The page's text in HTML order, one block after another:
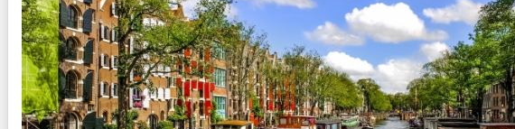
ALEMANIA - SELVA NEGRA Y SUIZA
Duración:
16Días 15Noches